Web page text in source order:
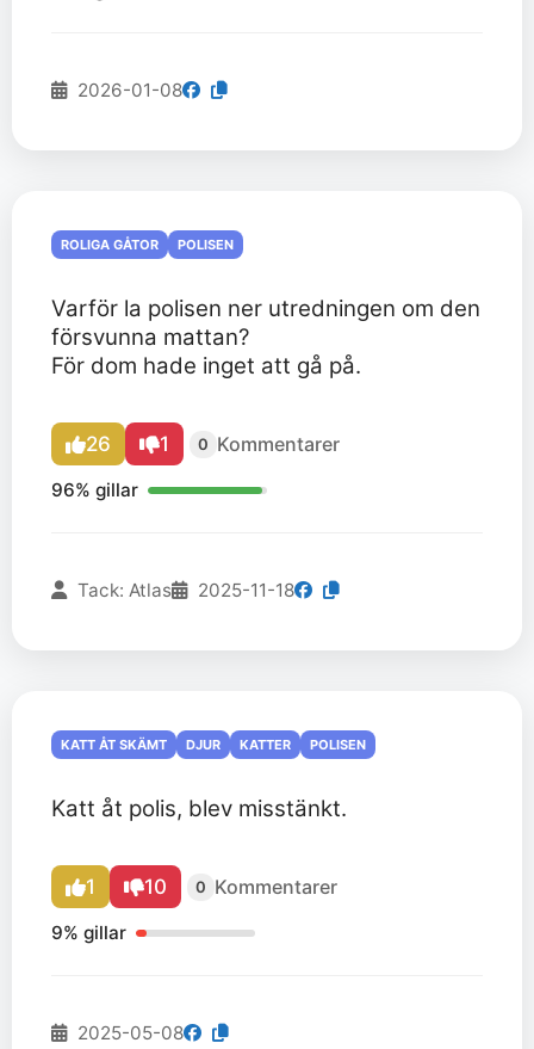
2026-01-08
ROLIGA GÅTOR POLISEN
Varför la polisen ner utredningen om den
försvunna mattan?
För dom hade inget att gå på.
26 1 0 Kommentarer
96% gillar
Tack: Atlas 2025-11-18
KATT ÅT SKÄMT DJUR KATTER POLISEN
Katt åt polis, blev misstänkt.
1 10 0 Kommentarer
9% gillar
2025-05-08